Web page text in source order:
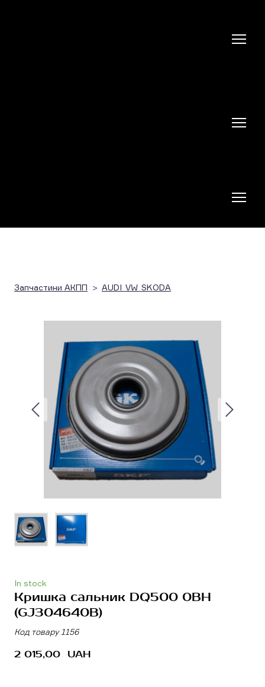
Запчастини АКПП AUDI_VW_SKODA
In stock
Кришка сальник DQ500 0BH
(GJ304640B)
Код товару 1156
2 015,00  UAH